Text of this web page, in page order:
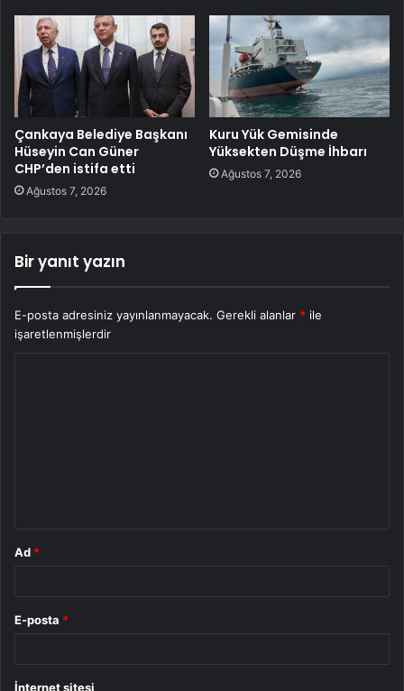
Çankaya Belediye Başkanı
Hüseyin Can Güner
CHP’den istifa etti
Ağustos 7, 2026
Kuru Yük Gemisinde
Yüksekten Düşme İhbarı
Ağustos 7, 2026
Bir yanıt yazın
E-posta adresiniz yayınlanmayacak. Gerekli alanlar * ile
işaretlenmişlerdir
Ad *
E-posta *
İnternet sitesi